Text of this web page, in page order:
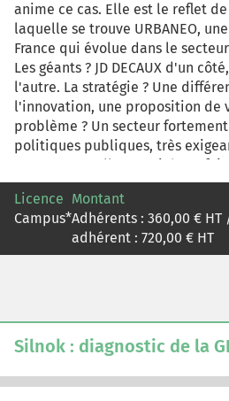
anime ce cas. Elle est le reflet
laquelle se trouve URBANEO,
France qui évolue dans le
Les géants ? JD DECAUX d'un
l'autre. La stratégie ? Une
l'innovation, une proposition de
problème ? Un secteur
politiques publiques, très
PME tentent elles aussi de se
Licence
Campus*
Montant
Adhérents : 360,00 € HT
adhérent : 720,00 € HT
Silnok : diagnostic de la